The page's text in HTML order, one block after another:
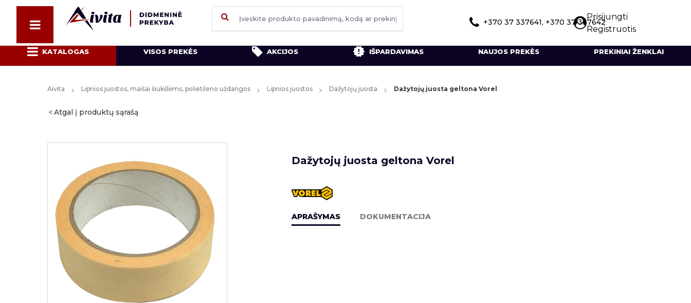
Prisijungti
Registruotis
+370 37 337641, +370 37 337642
KATALOGAS VISOS PREKĖS AKCIJOS IŠPARDAVIMAS NAUJOS PREKĖS PREKINIAI ŽENKLAI
Aivita Lipnios juostos, maišai šiukšlėms, polietileno uždangos Lipnios juostos Dažytojų juosta Dažytojų juosta geltona Vorel
Atgal į produktų sąrašą
Dažytojų juosta geltona Vorel
APRAŠYMAS DOKUMENTACIJA